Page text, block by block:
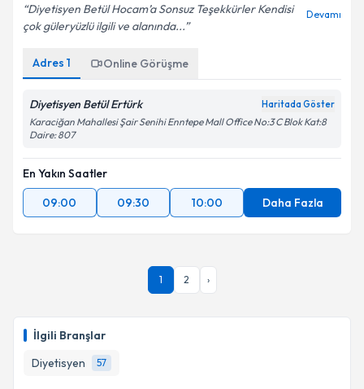
İlgili Branşlar
Diyetisyen
57
Diyetisyen Betül Hocam’a Sonsuz Teşekkürler Kendisi
çok güleryüzlü ilgili ve alanında...
Devamı
Adres 1 Online Görüşme
Diyetisyen Betül Ertürk Haritada Göster
Karaciğan Mahallesi Şair Senihi Enntepe Mall Office No:3 C Blok Kat:8
Daire: 807
En Yakın Saatler
09:00
09:30 10:00 Daha Fazla
1 2 ›